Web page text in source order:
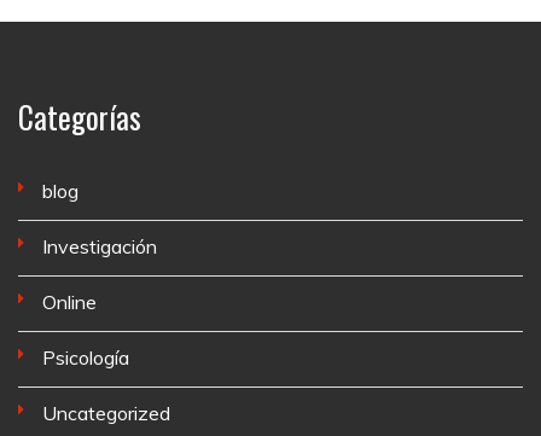
Categorías
blog
Investigación
Online
Psicología
Uncategorized